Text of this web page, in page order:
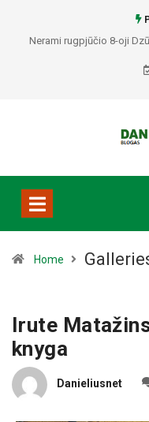
Nerami rugpjūčio 8-oji
Home
Irute
knyga
Danieliusnet